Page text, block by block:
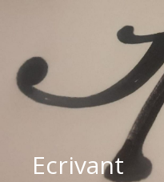
Ecrivant